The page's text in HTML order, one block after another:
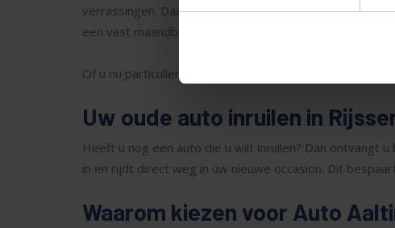
verrassingen. Daarnaast kunt u kiezen voor private
een vast maandbedrag.
Of u nu particulier of zakelijk rijdt, Auto Aaltink zorgt
Uw oude auto inruilen in
Heeft u nog een auto die u wilt inruilen? Dan ontvangt
in en rijdt direct weg in uw nieuwe occasion. Dit
Waarom kiezen voor Auto